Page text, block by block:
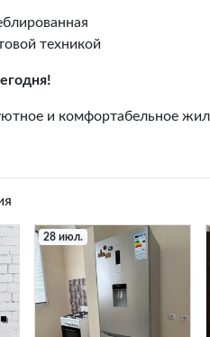
техникой
и комфортабельное
28 июл.